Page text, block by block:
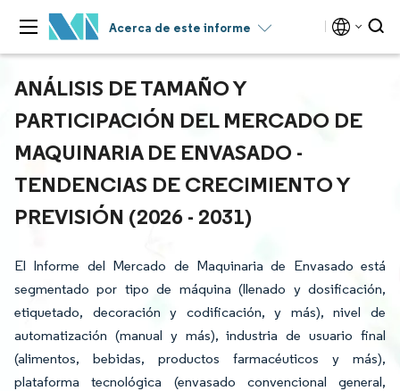
Acerca de este informe
ANÁLISIS DE TAMAÑO Y
PARTICIPACIÓN DEL MERCADO DE
MAQUINARIA DE ENVASADO -
TENDENCIAS DE CRECIMIENTO Y
PREVISIÓN (2026 - 2031)
El Informe del Mercado de Maquinaria de Envasado está
segmentado por tipo de máquina (llenado y dosificación,
etiquetado, decoración y codificación, y más), nivel de
automatización (manual y más), industria de usuario final
(alimentos, bebidas, productos farmacéuticos y más),
plataforma tecnológica (envasado convencional general,